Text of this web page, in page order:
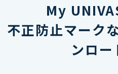
My
不正防止マーク
ンロー